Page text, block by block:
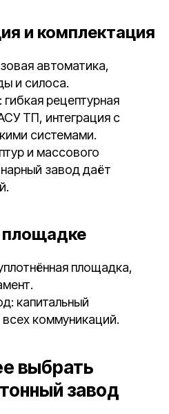
и комплектация
автоматика,
и силоса.
рецептурная
ТП, интеграция с
системами.
и массового
завод даёт
площадке
площадка,
капитальный
коммуникаций.
выбрать
завод